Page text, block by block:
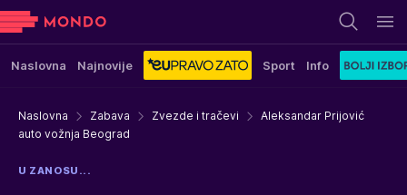
Naslovna Najnovije Sport Info
Naslovna Zabava Zvezde i tračevi
Aleksandar Prijović
auto vožnja Beograd
U ZANOSU...